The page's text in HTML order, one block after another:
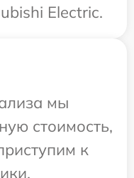
Electric.
мы
стоимость,
к